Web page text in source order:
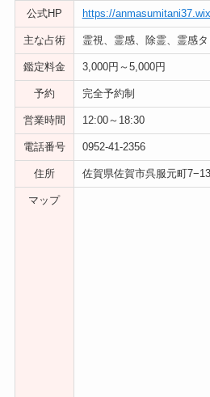
公式HP https://
主な占術 霊視、霊感、除霊、霊感
鑑定料金 3,000円～5,000円
予約 完全予約制
営業時間 12:00～18:30
電話番号 0952-41-2356
住所 佐賀県佐賀市呉服元町7−13
マップ